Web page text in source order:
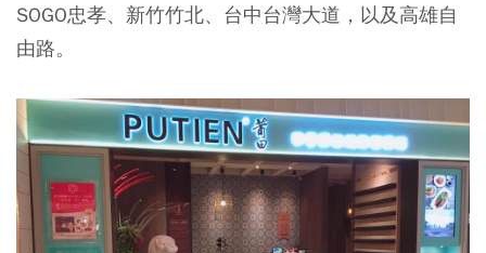
SOGO忠孝、新竹竹北、台中台灣大道，以及高雄自
由路。